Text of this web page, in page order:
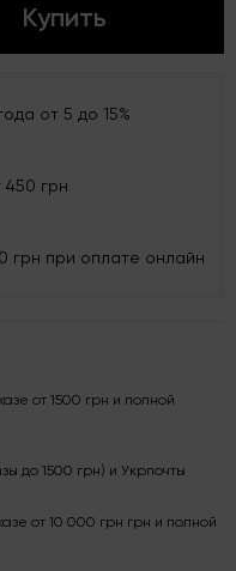
Купить
от 5 до 15%
450 грн
грн при оплате онлайн
от 1500 грн и полной
до 1500 грн) и Укрпочты
от 10 000 грн грн и полной